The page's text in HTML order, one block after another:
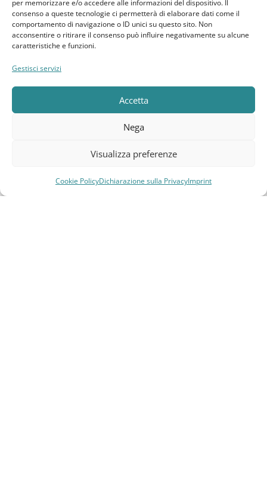
per memorizzare e/o accedere alle informazioni del dispositivo. Il
consenso a queste tecnologie ci permetterà di elaborare dati come il
comportamento di navigazione o ID unici su questo sito. Non
acconsentire o ritirare il consenso può influire negativamente su alcune
caratteristiche e funzioni.
Gestisci servizi
Accetta
Nega
Visualizza preferenze
Cookie PolicyDichiarazione sulla PrivacyImprint
GDPR
Cookie Policy
Dichiarazione sulla Privacy
Imprint
Termini e Condizioni
Pagine Dedicate
Lista dei desideri
CarrelloMenu